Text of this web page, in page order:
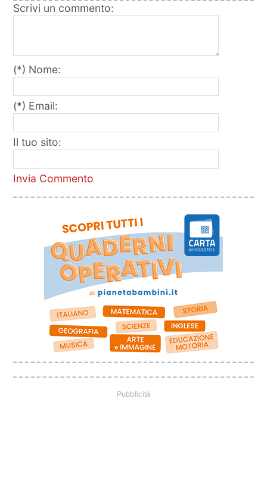
Scrivi un commento:
(*) Nome:
(*) Email:
Il tuo sito:
Invia Commento